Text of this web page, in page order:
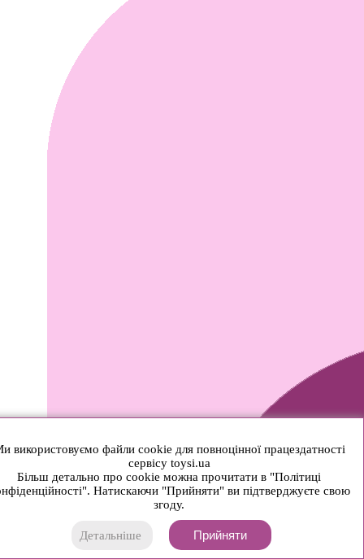
використовуємо файли cookie для повноцінної працездатності
сервісу toysi.ua
Більш детально про cookie можна прочитати в "Політиці
Натискаючи "Прийняти" ви підтверджуєте свою
згоду.
Детальніше Прийняти